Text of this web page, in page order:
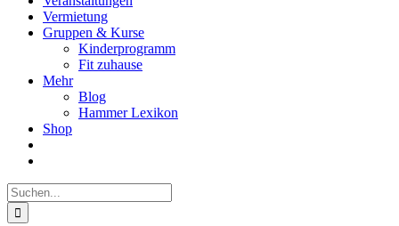
Vermietung
Gruppen & Kurse
Kinderprogramm
Fit zuhause
Mehr
Blog
Hammer Lexikon
Shop
Suche
nach: